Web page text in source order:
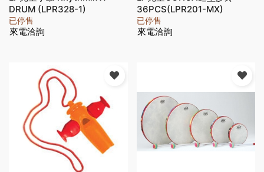
DRUM (LPR328-1)
已停售
來電洽詢
36PCS(LPR201-MX)
已停售
來電洽詢